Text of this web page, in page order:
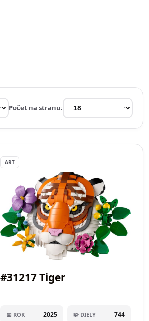
Počet na stranu:
ART
#31217 Tiger
📅 ROK 2025 🧩 DIELY 744